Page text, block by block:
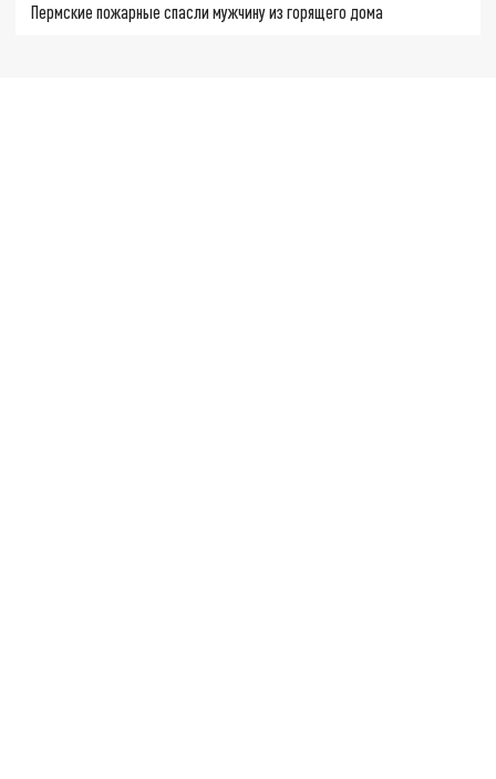
Пермские пожарные спасли мужчину из горящего дома